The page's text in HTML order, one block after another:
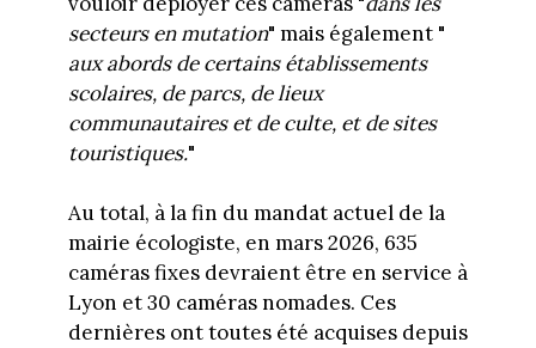
secteurs en mutation" mais également "
aux abords de certains établissements
scolaires, de parcs, de lieux
communautaires et de culte, et de sites
touristiques."
Au total, à la fin du mandat actuel de la
mairie écologiste, en mars 2026, 635
caméras fixes devraient être en service à
Lyon et 30 caméras nomades. Ces
dernières ont toutes été acquises depuis